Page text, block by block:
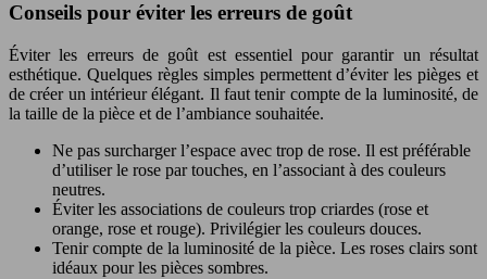
Conseils pour éviter les erreurs de goût
Éviter les erreurs de goût est essentiel pour garantir un résultat
esthétique. Quelques règles simples permettent d’éviter les pièges et
de créer un intérieur élégant. Il faut tenir compte de la luminosité, de
la taille de la pièce et de l’ambiance souhaitée.
Ne pas surcharger l’espace avec trop de rose. Il est préférable
d’utiliser le rose par touches, en l’associant à des couleurs
neutres.
Éviter les associations de couleurs trop criardes (rose et
orange, rose et rouge). Privilégier les couleurs douces.
Tenir compte de la luminosité de la pièce. Les roses clairs sont
idéaux pour les pièces sombres.